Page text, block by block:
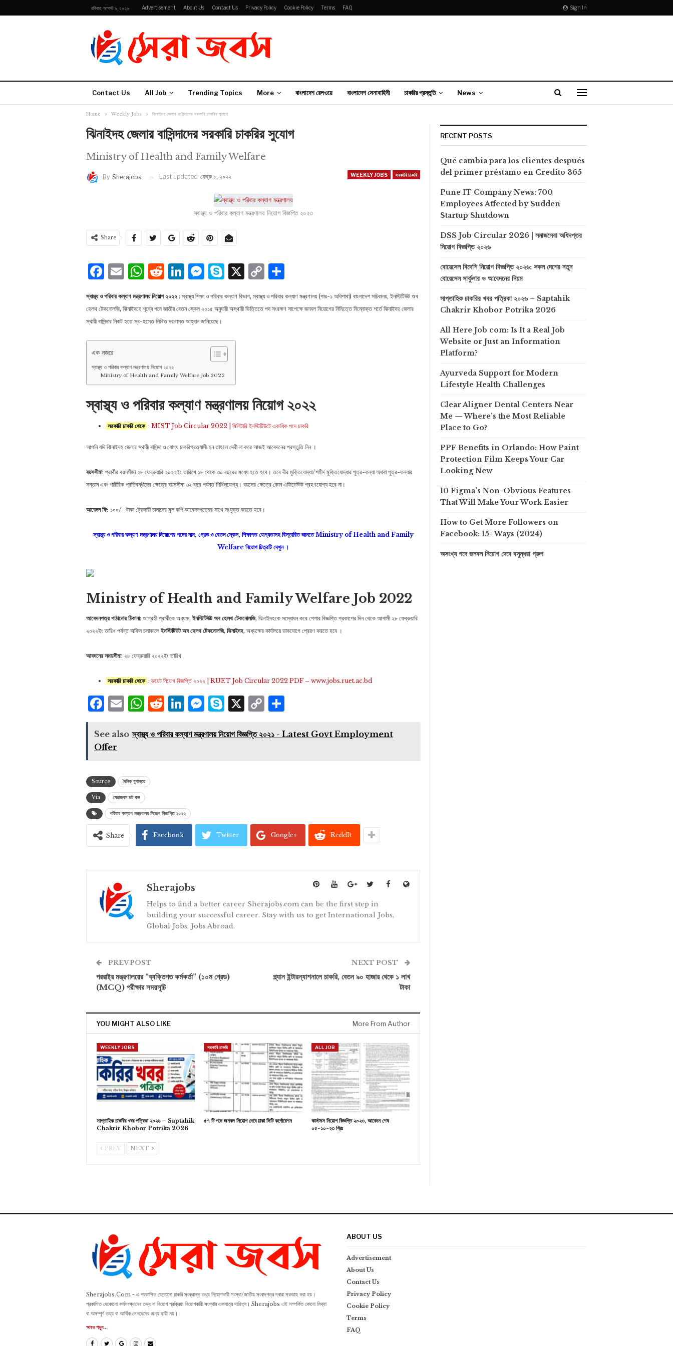
Sign In
রবিবার, আগস্ট ৯, ২০২৬ Advertisement About Us Contact Us Privacy Policy Cookie Policy Terms FAQ
Contact Us All Job Trending Topics More বাংলাদেশ রেলওয়ে বাংলাদেশ সেনাবাহিনী চাকরির প্রস্তুতি News
Home Weekly Jobs ঝিনাইদহ জেলার বাসিন্দাদের সরকারি চাকরির সুযোগ
ঝিনাইদহ জেলার বাসিন্দাদের সরকারি চাকরির সুযোগ
Ministry of Health and Family Welfare
WEEKLY JOBS সরকারি চাকরি
By Sherajobs Last updated ফেব্রু ৮, ২০২২
স্বাস্থ্য ও পরিবার কল্যাণ মন্ত্রণালয় নিয়োগ বিজ্ঞপ্তি ২০২৩
Share
Facebook
Email
WhatsApp
Reddit
LinkedIn
Messenger
Skype
X Copy
স্বাস্থ্য ও পরিবার কল্যাণ মন্ত্রণালয় নিয়োগ ২০২২ : স্বাস্থ্য শিক্ষা ও পরিবার কল্যাণ বিভাগ, স্বাস্থ্য ও পরিবার কল্যাণ মন্ত্রণালয় (পার-১ অধিশাখা) বাংলাদেশ সচিবালয়, ইনস্টিটিউট অব
হেলথ টেকনােলজি, ঝিনাইদহে শূন্যে পদে জাতীয় বেতন স্কেল ২০১৫ অনুযায়ী অস্থায়ী ভিত্তিতে পদ সংরক্ষণ সাপেক্ষে জনবল নিয়ােগের নিমিত্তে নিম্নোক্ত শর্তে ঝিনাইদহ জেলার
স্থায়ী বাসিন্দার নিকট হতে স্ব-হস্তে লিখিত দরখাস্ত আহ্বান জানিয়েছে।
এক নজরে
স্বাস্থ্য ও পরিবার কল্যাণ মন্ত্রণালয় নিয়োগ ২০২২
Ministry of Health and Family Welfare Job 2022
স্বাস্থ্য ও পরিবার কল্যাণ মন্ত্রণালয় নিয়োগ ২০২২
সরকারি চাকরি থেকে : MIST Job Circular 2022 | মিলিটারি ইনস্টিটিউটে একাধিক পদে চাকরি
আপনি যদি ঝিনাইদহ জেলার স্থায়ী বাসিন্দা ও যোগ্য চাকরিপ্রত্যাশী হন তাহলে দেরী না করে আজই আবেদনের প্রস্তুতি নিন ।
বয়সসীমা: প্রার্থীর বয়সসীমা ২৮ ফেব্রুয়ারি ২০২২ইং তারিখে ১৮ থেকে ৩০ বছরের মধ্যে হতে হবে। তবে বীর মুক্তিযােদ্ধা/শহীদ মুক্তিযােদ্ধার পুত্র-কন্যা অথবা পুত্র-কন্যার
সন্তান এবং শারীরিক প্রতিবন্ধীদের ক্ষেত্রে বয়সসীমা ৩২ বছর পর্যন্ত শিথিলযােগ্য। বয়সের ক্ষেত্রে কোন এফিডেভিট গ্রহণযােগ্য হবে না।
আবেদন ফি: ১০০/- টাকা ট্রেজারী চালানের মূল কপি আবেদনপত্রের সাথে সংযুক্ত করতে হবে।
স্বাস্থ্য ও পরিবার কল্যাণ মন্ত্রণালয় নিয়োগের পদের নাম, গ্রেড ও বেতন স্কেল, শিক্ষাগত যােগ্যতাসহ বিস্তারিত জানতে Ministry of Health and Family
Welfare নিয়োগ চিত্রটি দেখুন ।
Ministry of Health and Family Welfare Job 2022
আবেদনপত্র পাঠানোর ঠিকানা: আগ্রহী প্রার্থীকে অধ্যক্ষ, ইনস্টিটিউট অব হেলথ টেকনােলজি, ঝিনাইদহকে সম্বােধন করে পেপার বিজ্ঞপ্তি প্রকাশের দিন থেকে আগামী ২৮ ফেব্রুয়ারি
২০২২ইং তারিখ পর্যন্ত অফিস চলাকালে ইনস্টিটিউট অব হেলথ টেকনােলজি, ঝিনাইদহ, অধ্যক্ষের কার্যালয়ে ডাকযােগে প্রেরণ করতে হবে ।
আবদনের সময়সীমা: ২৮ ফেব্রুয়ারি ২০২২ইং তারিখ
সরকারি চাকরি থেকে :রুয়েট নিয়োগ বিজ্ঞপ্তি ২০২২ | RUET Job Circular 2022 PDF – www.jobs.ruet.ac.bd
Facebook
Email
WhatsApp
Reddit
LinkedIn
Messenger
Skype
X Copy
See also স্বাস্থ্য ও পরিবার কল্যাণ মন্ত্রণালয় নিয়োগ বিজ্ঞপ্তি ২০২১ - Latest Govt Employment
Offer
Source দৈনিক যুগান্তর
Via সেরাজবস ডট কম
পরিবার কল্যাণ মন্ত্রণালয় নিয়োগ বিজ্ঞপ্তি ২০২২
Share Facebook Twitter Google+ ReddIt
Sherajobs
Helps to find a better career Sherajobs.com can be the first step in
building your successful career. Stay with us to get International Jobs,
Global Jobs, Jobs Abroad.
PREV POST
পররাষ্ট্র মন্ত্রণালয়ের “ব্যক্তিগত কর্মকর্তা” (১০ম গ্রেড)
(MCQ) পরীক্ষার সময়সূচি
NEXT POST
প্ল্যান ইন্টারন্যাশনালে চাকরি, বেতন ৯০ হাজার থেকে ১ লাখ
টাকা
YOU MIGHT ALSO LIKE More From Author
WEEKLY JOBS
সাপ্তাহিক চাকরির খবর পত্রিকা ২০২৬ – Saptahik
Chakrir Khobor Potrika 2026
সরকারি চাকরি
৫৭ টি পদে জনবল নিয়োগ দেবে ঢাকা সিটি কর্পোরেশন
ALL JOB
কাস্টমস নিয়োগ বিজ্ঞপ্তি ২০২৩, আবেদন শেষ
০৫-১০-২৩ খ্রিঃ
PREV NEXT
RECENT POSTS
Qué cambia para los clientes después
del primer préstamo en Credito 365
Pune IT Company News: 700
Employees Affected by Sudden
Startup Shutdown
DSS Job Circular 2026 | সমাজসেবা অধিদপ্তর
নিয়োগ বিজ্ঞপ্তি ২০২৬
বোয়েসেল বিদেশি নিয়োগ বিজ্ঞপ্তি ২০২৬: সকল দেশের নতুন
বোয়েসেল সার্কুলার ও আবেদনের নিয়ম
সাপ্তাহিক চাকরির খবর পত্রিকা ২০২৬ – Saptahik
Chakrir Khobor Potrika 2026
All Here Job com: Is It a Real Job
Website or Just an Information
Platform?
Ayurveda Support for Modern
Lifestyle Health Challenges
Clear Aligner Dental Centers Near
Me — Where’s the Most Reliable
Place to Go?
PPF Benefits in Orlando: How Paint
Protection Film Keeps Your Car
Looking New
10 Figma’s Non-Obvious Features
That Will Make Your Work Easier
How to Get More Followers on
Facebook: 15+ Ways (2024)
অসংখ্য পদে জনবল নিয়োগ দেবে বসুন্ধরা গ্রুপ
Sherajobs.Com - এ প্রকাশিত যেকোনো চাকরি সংক্রান্ত তথ্য নিয়োগকারী সংস্থা/জাতীয় সংবাদপত্র দ্বারা সরবরাহ করা হয়।
প্রকাশিত যেকোনো কর্মসংস্থানের তথ্য বা নিয়োগ প্রক্রিয়া নিয়োগকারী সংস্থার একমাত্র দায়িত্ব। Sherajobs এই সম্পর্কিত কোনো মিথ্যা
বা অসম্পূর্ণ তথ্য বা আর্থিক লেনদেনের জন্য দায়ী নয়।
আরও পড়ুন...
ABOUT US
Advertisement
About Us
Contact Us
Privacy Policy
Cookie Policy
Terms
FAQ